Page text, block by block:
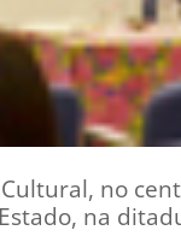
Cultural, no
na